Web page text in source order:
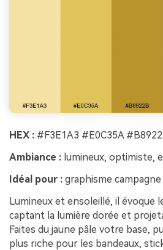
HEX : #F3E1A3 #E0C35A
Ambiance : lumineux, optimiste,
Idéal pour : graphisme
Lumineux et ensoleillé, il évoque
captant la lumière dorée et
Faites du jaune pâle votre base,
plus riche pour les bandeaux,